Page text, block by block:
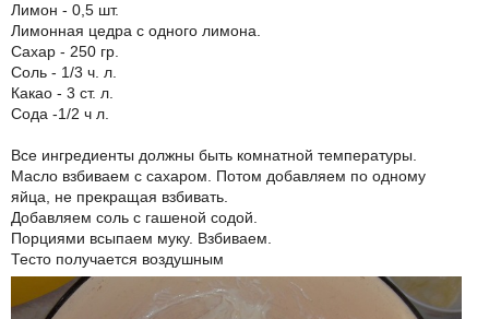
Лимон - 0,5 шт.
Лимонная цедра с одного лимона.
Сахар - 250 гр.
Соль - 1/3 ч. л.
Какао - 3 ст. л.
Сода -1/2 ч л.
Все ингредиенты должны быть комнатной температуры.
Масло взбиваем с сахаром. Потом добавляем по одному
яйца, не прекращая взбивать.
Добавляем соль с гашеной содой.
Порциями всыпаем муку. Взбиваем.
Тесто получается воздушным